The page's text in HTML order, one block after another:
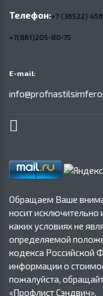
Телефон:+7 (36522)
+7(861)205-80-75
E-mail:
Обращаем Ваше
носит исключительно
каких условиях не
определяемой
кодекса Российской
информации о
пожалуйста,
«Профлист Сэндвич».